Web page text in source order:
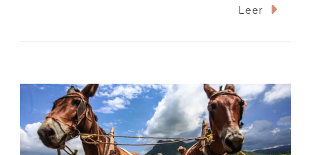
«Anora»
Cruda
Sin
Leer